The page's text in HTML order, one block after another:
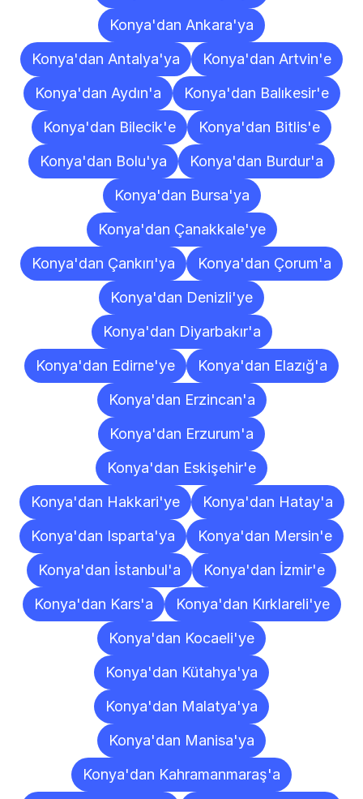
Konya'dan Ankara'ya
Konya'dan Antalya'ya
Konya'dan Artvin'e
Konya'dan Aydın'a
Konya'dan Balıkesir'e
Konya'dan Bilecik'e
Konya'dan Bitlis'e
Konya'dan Bolu'ya
Konya'dan Burdur'a
Konya'dan Bursa'ya
Konya'dan Çanakkale'ye
Konya'dan Çankırı'ya
Konya'dan Çorum'a
Konya'dan Denizli'ye
Konya'dan Diyarbakır'a
Konya'dan Edirne'ye
Konya'dan Elazığ'a
Konya'dan Erzincan'a
Konya'dan Erzurum'a
Konya'dan Eskişehir'e
Konya'dan Hakkari'ye
Konya'dan Hatay'a
Konya'dan Isparta'ya
Konya'dan Mersin'e
Konya'dan İstanbul'a
Konya'dan İzmir'e
Konya'dan Kars'a
Konya'dan Kırklareli'ye
Konya'dan Kocaeli'ye
Konya'dan Kütahya'ya
Konya'dan Malatya'ya
Konya'dan Manisa'ya
Konya'dan Kahramanmaraş'a